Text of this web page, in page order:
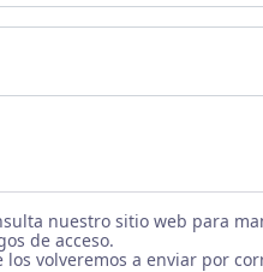
nuestro sitio web para
de acceso.
los volveremos a enviar por